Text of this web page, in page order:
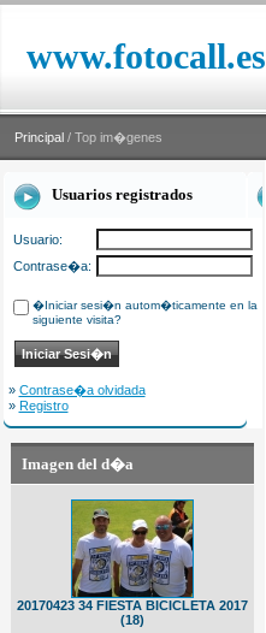
www.fotocall.es
Principal / Top im�genes
Usuarios registrados
Usuario:
Contrase�a:
�Iniciar sesi�n autom�ticamente en la
siguiente visita?
» Contrase�a olvidada
» Registro
Imagen del d�a
20170423 34 FIESTA BICICLETA 2017
(18)